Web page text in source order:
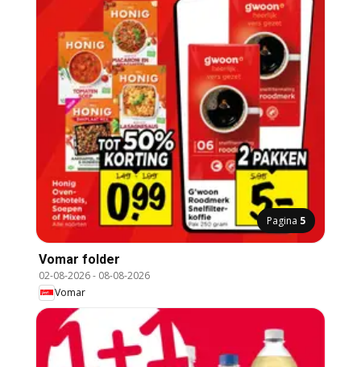
Pagina 5
Vomar folder
02-08-2026- 08-08-2026
Vomar